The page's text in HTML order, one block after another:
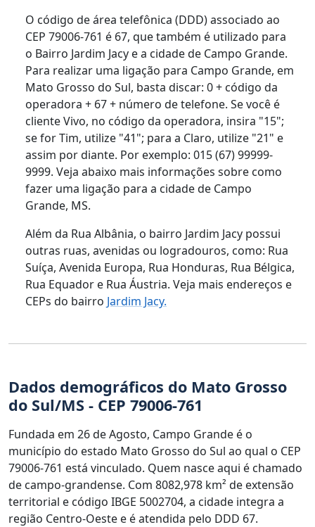
O código de área telefônica (DDD) associado ao
CEP 79006-761 é 67, que também é utilizado para
o Bairro Jardim Jacy e a cidade de Campo Grande.
Para realizar uma ligação para Campo Grande, em
Mato Grosso do Sul, basta discar: 0 + código da
operadora + 67 + número de telefone. Se você é
cliente Vivo, no código da operadora, insira "15";
se for Tim, utilize "41"; para a Claro, utilize "21" e
assim por diante. Por exemplo: 015 (67) 99999-
9999. Veja abaixo mais informações sobre como
fazer uma ligação para a cidade de Campo
Grande, MS.
Além da Rua Albânia, o bairro Jardim Jacy possui
outras ruas, avenidas ou logradouros, como: Rua
Suíça, Avenida Europa, Rua Honduras, Rua Bélgica,
Rua Equador e Rua Áustria. Veja mais endereços e
CEPs do bairro Jardim Jacy.
Dados demográficos do Mato Grosso
do Sul/MS - CEP 79006-761
Fundada em 26 de Agosto, Campo Grande é o
município do estado Mato Grosso do Sul ao qual o CEP
79006-761 está vinculado. Quem nasce aqui é chamado
de campo-grandense. Com 8082,978 km² de extensão
territorial e código IBGE 5002704, a cidade integra a
região Centro-Oeste e é atendida pelo DDD 67.